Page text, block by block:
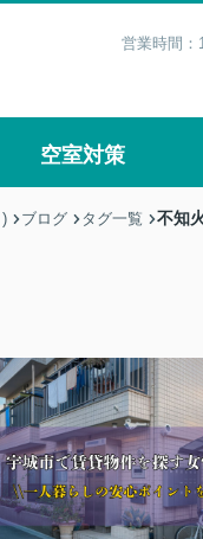
営業時間：
空室対策
ブログ タグ一覧 不知